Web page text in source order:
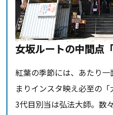
女坂ルートの中間点
紅葉の季節には、あたり
まりインスタ映え必至の
3代目別当は弘法大師。数